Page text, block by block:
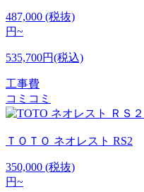
487,000 (税抜)
円~
535,700円(税込)
工事費
コミコミ
ＴＯＴＯ ネオレスト RS2
350,000 (税抜)
円~